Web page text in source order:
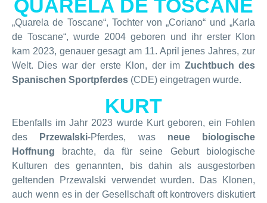
QUARELA DE TOSCANE
„Quarela de Toscane“, Tochter von „Coriano“ und „Karla
de Toscane“, wurde 2004 geboren und ihr erster Klon
kam 2023, genauer gesagt am 11. April jenes Jahres, zur
Welt. Dies war der erste Klon, der im Zuchtbuch des
Spanischen Sportpferdes (CDE) eingetragen wurde.
KURT
Ebenfalls im Jahr 2023 wurde Kurt geboren, ein Fohlen
des
Przewalski-Pferdes, was neue biologische
Hoffnung brachte, da für seine Geburt biologische
Kulturen des genannten, bis dahin als ausgestorben
geltenden Przewalski verwendet wurden. Das Klonen,
auch wenn es in der Gesellschaft oft kontrovers diskutiert